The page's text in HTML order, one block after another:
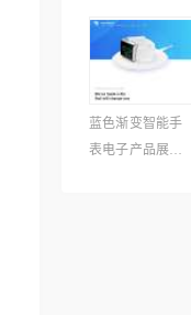
蓝色渐变智能手
表电子产品展示